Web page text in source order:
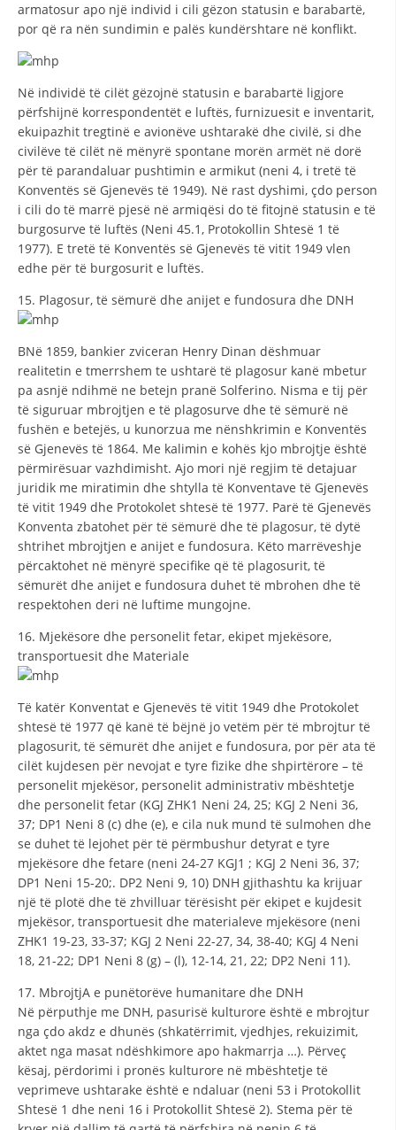
armatosur apo një individ i cili gëzon statusin e barabartë,
por që ra nën sundimin e palës kundërshtare në konflikt.
Në individë të cilët gëzojnë statusin e barabartë ligjore
përfshijnë korrespondentët e luftës, furnizuesit e inventarit,
ekuipazhit tregtinë e avionëve ushtarakë dhe civilë, si dhe
civilëve të cilët në mënyrë spontane morën armët në dorë
për të parandaluar pushtimin e armikut (neni 4, i tretë të
Konventës së Gjenevës të 1949). Në rast dyshimi, çdo person
i cili do të marrë pjesë në armiqësi do të fitojnë statusin e të
burgosurve të luftës (Neni 45.1, Protokollin Shtesë 1 të
1977). E tretë të Konventës së Gjenevës të vitit 1949 vlen
edhe për të burgosurit e luftës.
15. Plagosur, të sëmurë dhe anijet e fundosura dhe DNH
ВNë 1859, bankier zviceran Henry Dinan dëshmuar
realitetin e tmerrshem te ushtarë të plagosur kanë mbetur
pa asnjë ndihmë ne betejn pranë Solferino. Nisma e tij për
të siguruar mbrojtjen e të plagosurve dhe të sëmurë në
fushën e betejës, u kunorzua me nënshkrimin e Konventës
së Gjenevës të 1864. Me kalimin e kohës kjo mbrojtje është
përmirësuar vazhdimisht. Ajo mori një regjim të detajuar
juridik me miratimin dhe shtylla të Konventave të Gjenevës
të vitit 1949 dhe Protokolet shtesë të 1977. Parë të Gjenevës
Konventa zbatohet për të sëmurë dhe të plagosur, të dytë
shtrihet mbrojtjen e anijet e fundosura. Këto marrëveshje
përcaktohet në mënyrë specifike që të plagosurit, të
sëmurët dhe anijet e fundosura duhet të mbrohen dhe të
respektohen deri në luftime mungojne.
16. Mjekësore dhe personelit fetar, ekipet mjekësore,
transportuesit dhe Materiale
Të katër Konventat e Gjenevës të vitit 1949 dhe Protokolet
shtesë të 1977 që kanë të bëjnë jo vetëm për të mbrojtur të
plagosurit, të sëmurët dhe anijet e fundosura, por për ata të
cilët kujdesen për nevojat e tyre fizike dhe shpirtërore – të
personelit mjekësor, personelit administrativ mbështetje
dhe personelit fetar (KGJ ZHK1 Neni 24, 25; KGJ 2 Neni 36,
37; DP1 Neni 8 (c) dhe (e), e cila nuk mund të sulmohen dhe
se duhet të lejohet për të përmbushur detyrat e tyre
mjekësore dhe fetare (neni 24-27 KGJ1 ; KGJ 2 Neni 36, 37;
DP1 Neni 15-20;. DP2 Neni 9, 10) DNH gjithashtu ka krijuar
një të plotë dhe të zhvilluar tërësisht për ekipet e kujdesit
mjekësor, transportuesit dhe materialeve mjekësore (neni
ZHK1 19-23, 33-37; KGJ 2 Neni 22-27, 34, 38-40; KGJ 4 Neni
18, 21-22; DP1 Neni 8 (g) – (l), 12-14, 21, 22; DP2 Neni 11).
17. MbrojtjA e punëtorëve humanitare dhe DNH
Në përputhje me DNH, pasurisë kulturore është e mbrojtur
nga çdo akdz e dhunës (shkatërrimit, vjedhjes, rekuizimit,
aktet nga masat ndëshkimore apo hakmarrja …). Përveç
kësaj, përdorimi i pronës kulturore në mbështetje të
veprimeve ushtarake është e ndaluar (neni 53 i Protokollit
Shtesë 1 dhe neni 16 i Protokollit Shtesë 2). Stema për të